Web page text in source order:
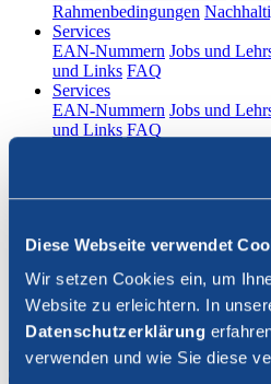
Diese Webseite verwendet
Wir setzen Cookies ein, um
Website zu erleichtern. In
Datenschutzerklärung
verwenden und wie Sie diese
Rahmenbedingungen
Services(current)
EAN-Nummern Jobs und
und Links FAQ
Services(current)
EAN-Nummern Jobs und
und Links FAQ
FR
Login
Suche schliessen